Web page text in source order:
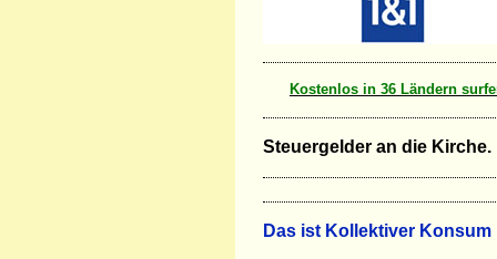
Kostenlos in 36 Ländern
Steuergelder an die Kirche.
Das ist Kollektiver Konsum